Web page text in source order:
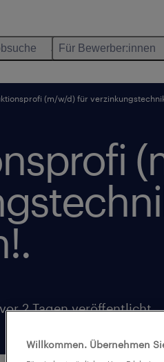
Für Bewerber:innen
(m/w/d) für
vor 2 Tagen veröffentlicht
Willkommen. Übernehmen